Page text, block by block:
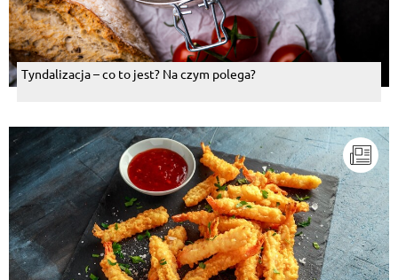
Tyndalizacja – co to jest? Na czym polega?